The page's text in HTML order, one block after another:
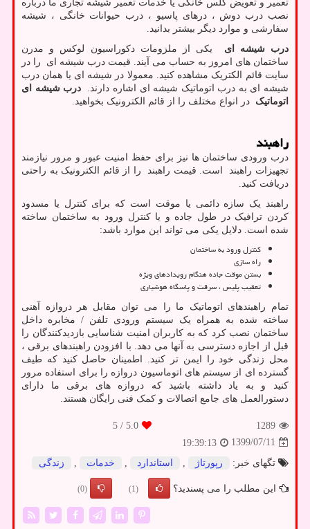
تعمیر و تعویض گلس خانگی یا خدمات تعمیر شیشه تجاری ما درباره
نصب درب دوش ، درهای پاسیو ، درب حیوانات خانگی ، شیشه
سفارشی و موارد دیگر بیشتر بدانید.
درب شیشه ای یکی از ملزومات دکوراسیون لوکس و مدرن
ساختمان های امروز به حساب می آیند. قیمت درب شیشه ای را در
سایت قائم الکتریک مشاهده کنید. معمولا در شیشه ای یا همان درب
شیشه ای به درب اتوماتیک شیشه ای اشاره دارند. درب شیشه ای
اتوماتیک در انواع مختلف را از قائم الکترونیک بخواهید.
راهبند
درب ورودی ساختمان ها نیز برای حفظ امنیت عبور و مرور نیازمند
تجهیزات راهبند است. قیمت راهبند را از قائم الکترونیک به راحتی
دریافت کنید.
راهبند یک سازه دائمی یا موقت است که برای کنترل یا مسدود
کردن ترافیک در طول جاده و یا کنترل ورود به ساختمان ساخته
شده است. دلایل یکی می تواند این موارد باشد:
کنترل ورود به ساختمان
راه سازی
بستن موقت جاده هنگام رویدادهای ویژه
تعقیب پلیس ، سرقت و پاسگاه هوشیاری
تمام راهبندهای اتوماتیک ما را می توان مقابل هر دروازه آهنی
ساخته شده به همراه یک سیستم ورودی تلفن / مخابره داخل
ساختمان نصب کرد که به کاربران امنیت شناسایی بازدیدکنندگان را
قبل از اجازه دسترسی به آنها می دهد. با افزودن راهبندهای برقی ،
محل زندگی خود را ایمن تر کنید. اطمینان حاصل کنید که طیف
گسترده ای از سیستم های اتوماسیون دروازه را برای استفاده مرور
کنید و به یاد داشته باشید که دروازه های برقی ما دارای
دستورالعمل های جامع اتصالات و کمک فنی رایگان هستند.
1289
5.0
/ 5
1399/07/11
19:39:13
تگهای خبر:
رپورتاژ , استاندارد , خدمات , زندگی
این مطلب را می پسندید؟ (1)
(0)